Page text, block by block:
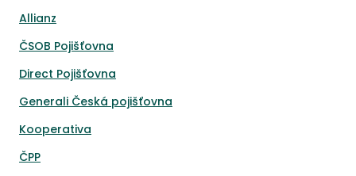
Allianz
ČSOB Pojišťovna
Direct Pojišťovna
Generali Česká pojišťovna
Kooperativa
ČPP